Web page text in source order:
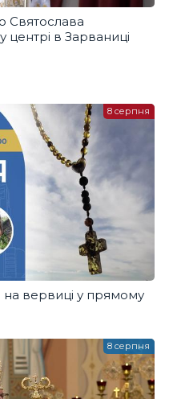
Святослава
в Зарваниці
вервиці у прямому
8 серпня
8 серпня